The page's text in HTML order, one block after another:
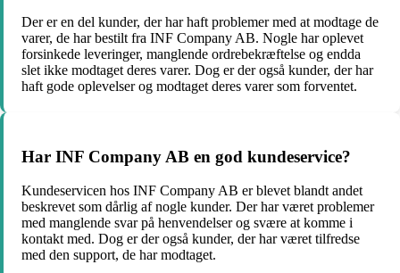
Der er en del kunder, der har haft problemer med at modtage de
varer, de har bestilt fra INF Company AB. Nogle har oplevet
forsinkede leveringer, manglende ordrebekræftelse og endda
slet ikke modtaget deres varer. Dog er der også kunder, der har
haft gode oplevelser og modtaget deres varer som forventet.
Har INF Company AB en god kundeservice?
Kundeservicen hos INF Company AB er blevet blandt andet
beskrevet som dårlig af nogle kunder. Der har været problemer
med manglende svar på henvendelser og svære at komme i
kontakt med. Dog er der også kunder, der har været tilfredse
med den support, de har modtaget.